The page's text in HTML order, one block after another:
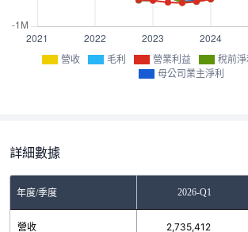
營收 毛利 營業利益 稅前淨
母公司業主淨利
詳細數據
年度/季度2025-Q4 2026-Q1
營收 2,735,412